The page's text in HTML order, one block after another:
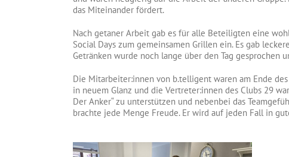
das Miteinander fördert.
Nach getaner Arbeit gab es für alle Beteiligten eine
Social Days zum gemeinsamen Grillen ein. Es gab
Getränken wurde noch lange über den Tag gesprochen
Die Mitarbeiter:innen von b.telligent waren am Ende
in neuem Glanz und die Vertreter:innen des Clubs 29
Der Anker“ zu unterstützen und nebenbei das
brachte jede Menge Freude. Er wird auf jeden Fall in